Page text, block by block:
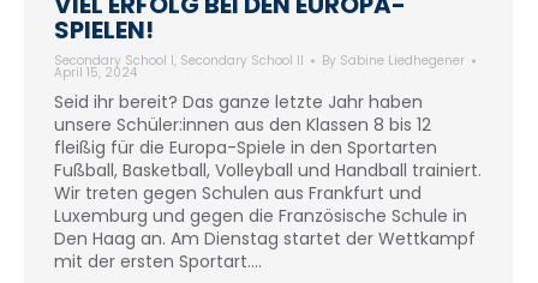
SPIELEN!
Secondary School I, Secondary School II By Sabine Liedhegener
April 15, 2024
Seid ihr bereit? Das ganze letzte Jahr haben
unsere Schüler:innen aus den Klassen 8 bis 12
fleißig für die Europa-Spiele in den Sportarten
Fußball, Basketball, Volleyball und Handball trainiert.
Wir treten gegen Schulen aus Frankfurt und
Luxemburg und gegen die Französische Schule in
Den Haag an. Am Dienstag startet der Wettkampf
mit der ersten Sportart.…